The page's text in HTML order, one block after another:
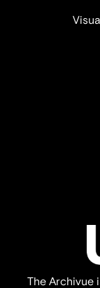
The Archivue